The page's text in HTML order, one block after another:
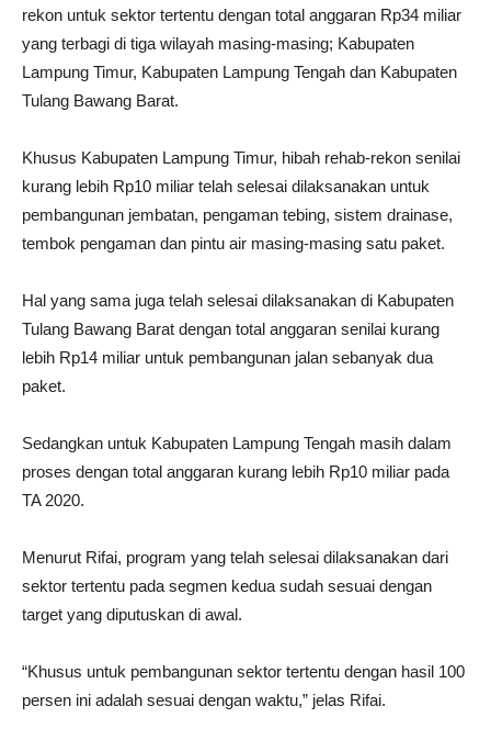
rekon untuk sektor tertentu dengan total anggaran Rp34 miliar
yang terbagi di tiga wilayah masing-masing; Kabupaten
Lampung Timur, Kabupaten Lampung Tengah dan Kabupaten
Tulang Bawang Barat.
Khusus Kabupaten Lampung Timur, hibah rehab-rekon senilai
kurang lebih Rp10 miliar telah selesai dilaksanakan untuk
pembangunan jembatan, pengaman tebing, sistem drainase,
tembok pengaman dan pintu air masing-masing satu paket.
Hal yang sama juga telah selesai dilaksanakan di Kabupaten
Tulang Bawang Barat dengan total anggaran senilai kurang
lebih Rp14 miliar untuk pembangunan jalan sebanyak dua
paket.
Sedangkan untuk Kabupaten Lampung Tengah masih dalam
proses dengan total anggaran kurang lebih Rp10 miliar pada
TA 2020.
Menurut Rifai, program yang telah selesai dilaksanakan dari
sektor tertentu pada segmen kedua sudah sesuai dengan
target yang diputuskan di awal.
“Khusus untuk pembangunan sektor tertentu dengan hasil 100
persen ini adalah sesuai dengan waktu,” jelas Rifai.